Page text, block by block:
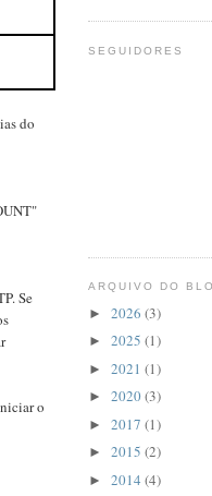
do
Se
o
SEGUIDORES
ARQUIVO DO
► 2026 (3)
► 2025 (1)
► 2021 (1)
► 2020(3)
► 2017 (1)
► 2015 (2)
► 2014 (4)